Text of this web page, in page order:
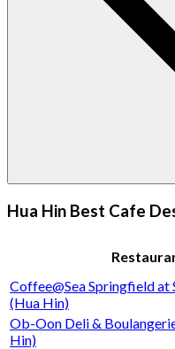
Hua Hin Best Cafe
Coffee@Sea Springfield at
(Hua Hin)
Ob-Oon Deli &
Hin)